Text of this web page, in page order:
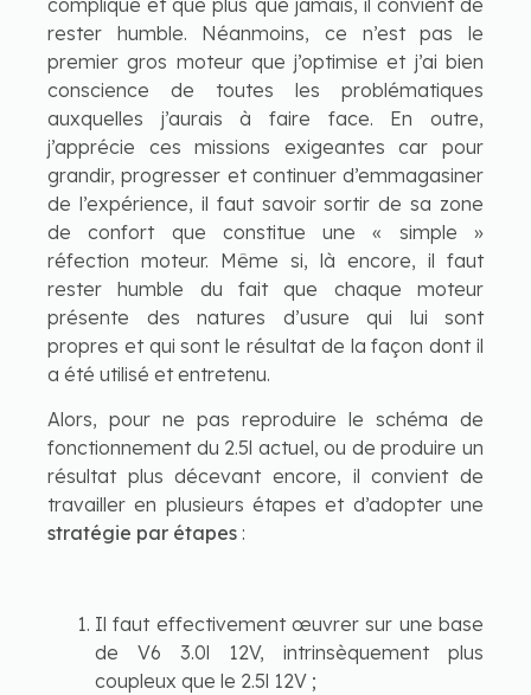
rester humble. Néanmoins, ce n’est pas le
premier gros moteur que j’optimise et j’ai bien
conscience de toutes les problématiques
auxquelles j’aurais à faire face. En outre,
j’apprécie ces missions exigeantes car pour
grandir, progresser et continuer d’emmagasiner
de l’expérience, il faut savoir sortir de sa zone
de confort que constitue une « simple »
réfection moteur. Même si, là encore, il faut
rester humble du fait que chaque moteur
présente des natures d’usure qui lui sont
propres et qui sont le résultat de la façon dont il
a été utilisé et entretenu.
Alors, pour ne pas reproduire le schéma de
fonctionnement du 2.5l actuel, ou de produire un
résultat plus décevant encore, il convient de
travailler en plusieurs étapes et d’adopter une
stratégie par étapes :
Il faut effectivement œuvrer sur une base
de V6 3.0l 12V, intrinsèquement plus
coupleux que le 2.5l 12V ;